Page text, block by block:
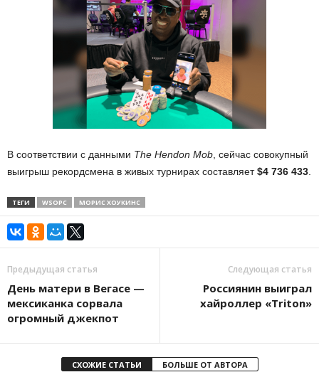
В соответствии с данными The Hendon Mob , сейчас совокупный
выигрыш рекордсмена в живых турнирах составляет$4 736 433
ТЕГИ WSOPC МОРИС ХОУКИНС
Предыдущая статья
День матери в Вегасе —
мексиканка сорвала
огромный джекпот
Следующая статья
Россиянин выиграл
хайроллер «Triton»
СХОЖИЕ СТАТЬИ БОЛЬШЕ ОТ АВТОРА